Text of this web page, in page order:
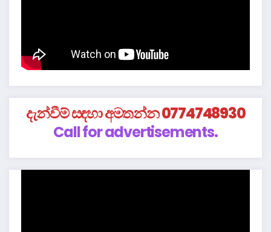
දැන්වීම් සඳහා අමතන්න 0774748930
Call for advertisements.